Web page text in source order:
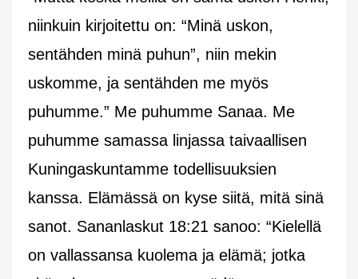
niinkuin kirjoitettu on: “Minä uskon,
sentähden minä puhun”, niin mekin
uskomme, ja sentähden me myös
puhumme.” Me puhumme Sanaa. Me
puhumme samassa linjassa taivaallisen
Kuningaskuntamme todellisuuksien
kanssa. Elämässä on kyse siitä, mitä sinä
sanot. Sananlaskut 18:21 sanoo: “Kielellä
on vallassansa kuolema ja elämä; jotka